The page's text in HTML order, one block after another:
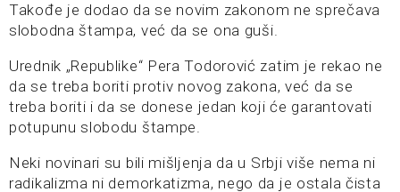
Takođe je dodao da se novim zakonom ne sprečava
slobodna štampa, već da se ona guši.
Urednik „Republike“ Pera Todorović zatim je rekao ne
da se treba boriti protiv novog zakona, već da se
treba boriti i da se donese jedan koji će garantovati
potupunu slobodu štampe.
Neki novinari su bili mišljenja da u Srbji više nema ni
radikalizma ni demorkatizma, nego da je ostala čista